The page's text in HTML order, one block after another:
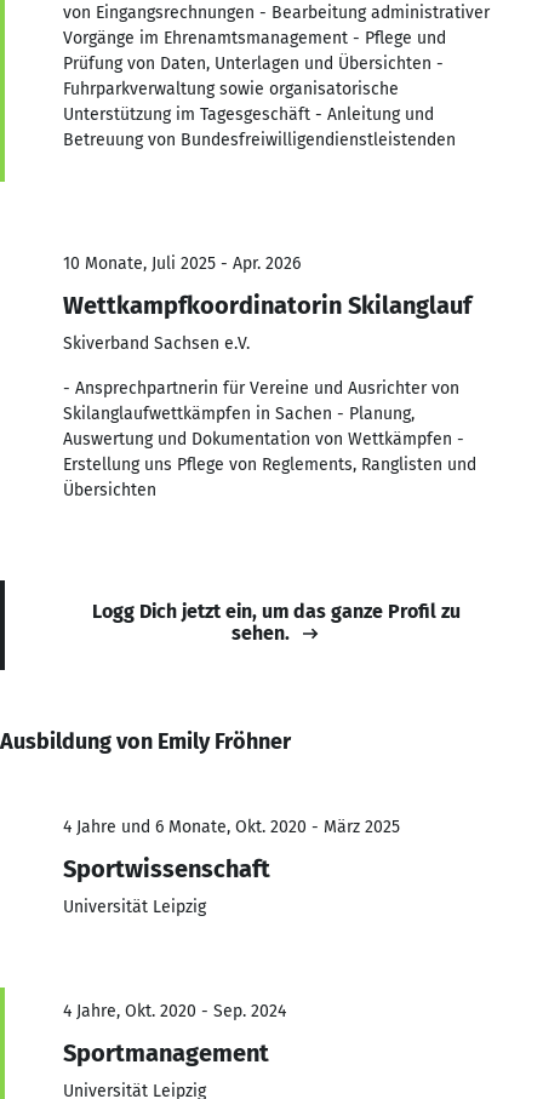
von Eingangsrechnungen - Bearbeitung administrativer
Vorgänge im Ehrenamtsmanagement - Pflege und
Prüfung von Daten, Unterlagen und Übersichten -
Fuhrparkverwaltung sowie organisatorische
Unterstützung im Tagesgeschäft - Anleitung und
Betreuung von Bundesfreiwilligendienstleistenden
10 Monate, Juli 2025 - Apr. 2026
Wettkampfkoordinatorin Skilanglauf
Skiverband Sachsen e.V.
- Ansprechpartnerin für Vereine und Ausrichter von
Skilanglaufwettkämpfen in Sachen - Planung,
Auswertung und Dokumentation von Wettkämpfen -
Erstellung uns Pflege von Reglements, Ranglisten und
Übersichten
Logg Dich jetzt ein, um das ganze Profil zu
sehen.
Ausbildung von Emily Fröhner
4 Jahre und 6 Monate, Okt. 2020 - März 2025
Sportwissenschaft
Universität Leipzig
4 Jahre, Okt. 2020 - Sep. 2024
Sportmanagement
Universität Leipzig